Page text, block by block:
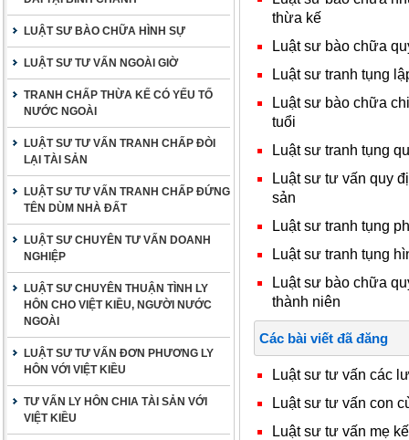
LUẬT SƯ BÀO CHỮA HÌNH SỰ
LUẬT SƯ TƯ VẤN NGOÀI GIỜ
TRANH CHẤP THỪA KẾ CÓ YẾU TỐ
NƯỚC NGOÀI
LUẬT SƯ TƯ VẤN TRANH CHẤP ĐÒI
LẠI TÀI SẢN
LUẬT SƯ TƯ VẤN TRANH CHẤP ĐỨNG
TÊN DÙM NHÀ ĐẤT
LUẬT SƯ CHUYÊN TƯ VẤN DOANH
NGHIỆP
LUẬT SƯ CHUYÊN THUẬN TÌNH LY
HÔN CHO VIỆT KIỀU, NGƯỜI NƯỚC
NGOÀI
LUẬT SƯ TƯ VẤN ĐƠN PHƯƠNG LY
HÔN VỚI VIỆT KIỀU
TƯ VẤN LY HÔN CHIA TÀI SẢN VỚI
VIỆT KIỀU
thừa kế
Luật sư bào chữa
Luật sư tranh tụng
Luật sư bào chữa
tuổi
Luật sư tranh tụng
Luật sư tư vấn quy
sản
Luật sư tranh tụng
Luật sư tranh tụng
Luật sư bào chữa
thành niên
Các bài viết đã đăng
Luật sư tư vấn các
Luật sư tư vấn con
Luật sư tư vấn mẹ